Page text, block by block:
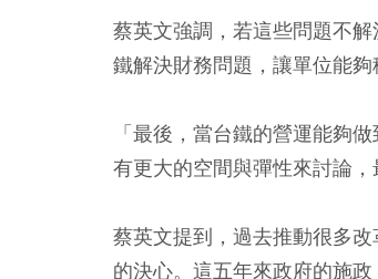
蔡英文強調，若這些問題不
鐵解決財務問題，讓單位能
「最後，當台鐵的營運能夠
有更大的空間與彈性來討論，
蔡英文提到，過去推動很多
的決心。這五年來政府的施